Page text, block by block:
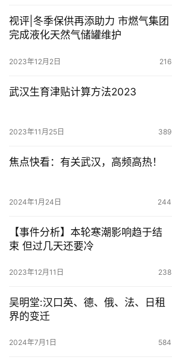
航
视评|冬季保供再添助力 市燃气集团
完成液化天然气储罐维护
2023年12月2日 216
武汉生育津贴计算方法2023
2023年11月25日 389
焦点快看：有关武汉，高频高热！
2024年1月24日 244
【事件分析】本轮寒潮影响趋于结
束 但过几天还要冷
2023年12月11日 238
吴明堂:汉口英、德、俄、法、日租
界的变迁
2024年7月1日 584